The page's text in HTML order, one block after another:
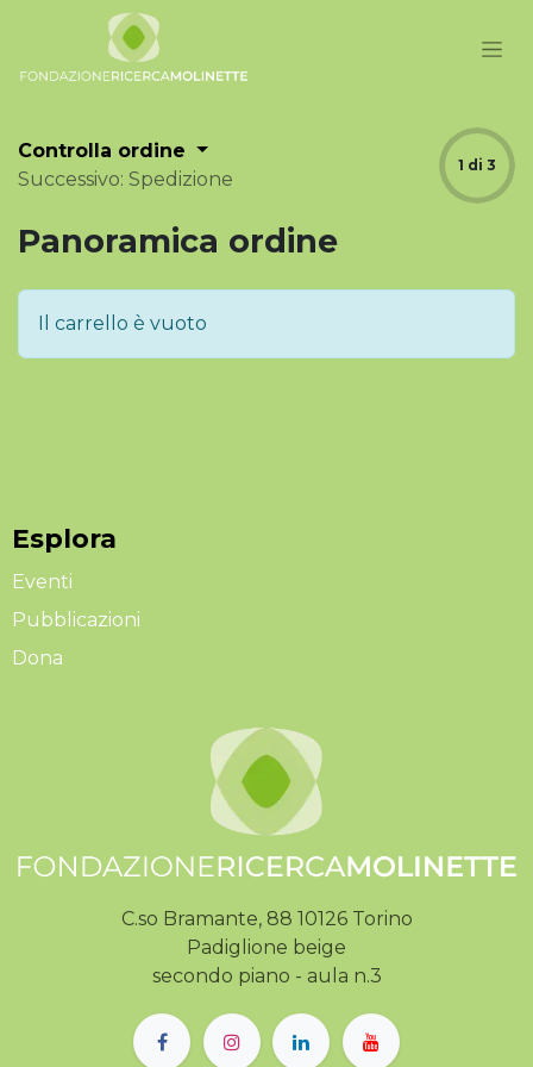
Controlla ordine
Successivo: Spedizione
1 di 3
Panoramica ordine
Il carrello è vuoto
Esplora
Eventi
Pubblicazioni
Dona
C.so Bramante, 88 10126 Torino
Padiglione beige
secondo piano - aula n.3